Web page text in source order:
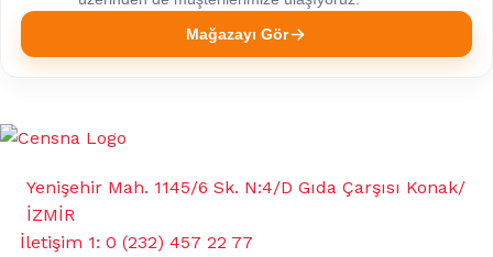
Mağazayı Gör
Yenişehir Mah. 1145/6 Sk. N:4/D Gıda Çarşısı Konak/
İZMİR
İletişim 1: 0 (232) 457 22 77